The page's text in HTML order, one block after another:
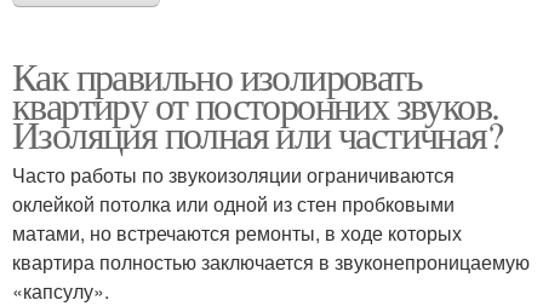
Как правильно изолировать
квартиру от посторонних звуков.
Изоляция полная или частичная?
Часто работы по звукоизоляции ограничиваются
оклейкой потолка или одной из стен пробковыми
матами, но встречаются ремонты, в ходе которых
квартира полностью заключается в звуконепроницаемую
«капсулу».